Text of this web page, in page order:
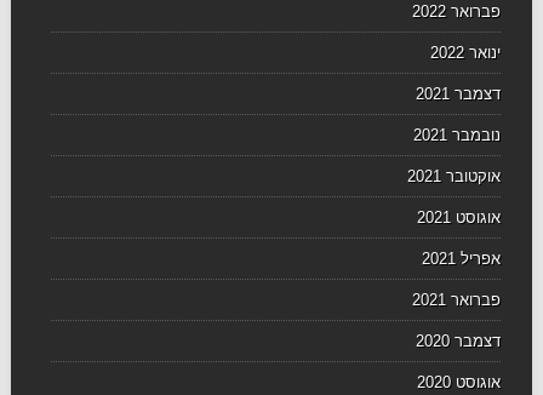
פברואר 2022
ינואר 2022
דצמבר 2021
נובמבר 2021
אוקטובר 2021
אוגוסט 2021
אפריל 2021
פברואר 2021
דצמבר 2020
אוגוסט 2020